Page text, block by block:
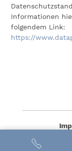
Informationen
folgendem Link:
https://